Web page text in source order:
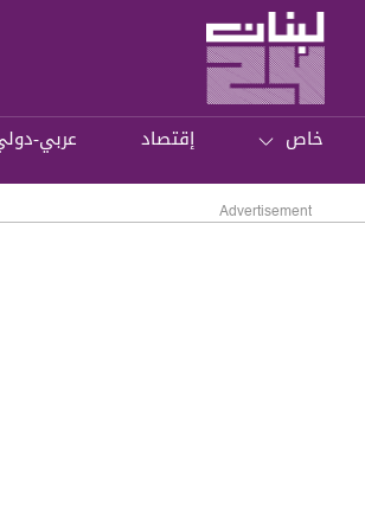
خاص إقتصاد عربي-
Advertisement